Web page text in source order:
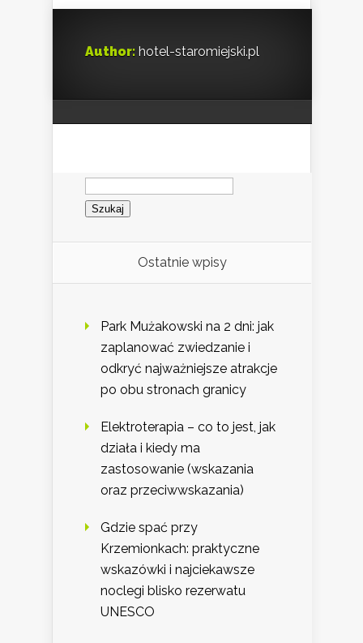
Author: hotel-staromiejski.pl
Szukaj:
Ostatnie wpisy
Park Mużakowski na 2 dni: jak
zaplanować zwiedzanie i
odkryć najważniejsze atrakcje
po obu stronach granicy
Elektroterapia – co to jest, jak
działa i kiedy ma
zastosowanie (wskazania
oraz przeciwwskazania)
Gdzie spać przy
Krzemionkach: praktyczne
wskazówki i najciekawsze
noclegi blisko rezerwatu
UNESCO